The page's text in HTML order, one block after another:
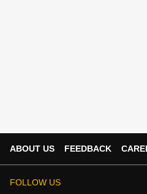
ABOUT US FEEDBACK
FOLLOW US